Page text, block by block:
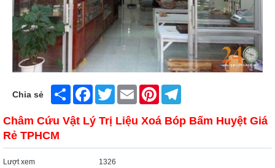
Dịch Vụ
Hàng Tiêu Dùng
Xây Dựng
Chia sẻ Share FacebookTwitter Email Pinterest
Châm Cứu Vật Lý Trị Liệu Xoá Bóp Bấm Huyệt Giá
Rẻ TPHCM
Lượt xem
1326